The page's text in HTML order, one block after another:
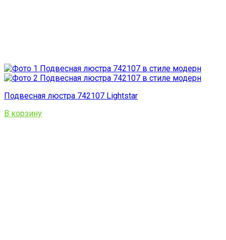
Подвесная люстра 742107 Lightstar
В корзину